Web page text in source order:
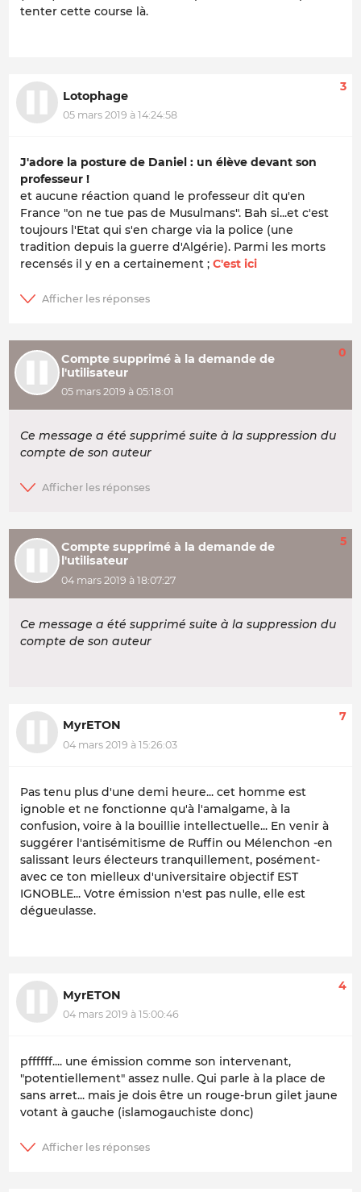
tenter cette course là.
Lotophage
05 mars 2019 à 14:24:58
3
J'adore la posture de Daniel : un élève devant son
professeur !
et aucune réaction quand le professeur dit qu'en
France "on ne tue pas de Musulmans". Bah si...et c'est
toujours l'Etat qui s'en charge via la police (une
tradition depuis la guerre d'Algérie). Parmi les morts
recensés il y en a certainement ; C'est ici
Compte supprimé à la demande de
l'utilisateur
05 mars 2019 à 05:18:01
0
Ce message a été supprimé suite à la suppression du
compte de son auteur
Compte supprimé à la demande de
l'utilisateur
04 mars 2019 à 18:07:27
5
Ce message a été supprimé suite à la suppression du
compte de son auteur
MyrETON
04 mars 2019 à 15:26:03
7
Pas tenu plus d'une demi heure... cet homme est
ignoble et ne fonctionne qu'à l'amalgame, à la
confusion, voire à la bouillie intellectuelle... En venir à
suggérer l'antisémitisme de Ruffin ou Mélenchon -en
salissant leurs électeurs tranquillement, posément-
avec ce ton mielleux d'universitaire objectif EST
IGNOBLE... Votre émission n'est pas nulle, elle est
dégueulasse.
MyrETON
04 mars 2019 à 15:00:46
4
pffffff.... une émission comme son intervenant,
"potentiellement" assez nulle. Qui parle à la place de
sans arret... mais je dois être un rouge-brun gilet jaune
votant à gauche (islamogauchiste donc)